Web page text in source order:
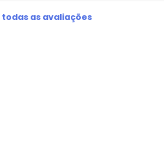
todas as avaliações